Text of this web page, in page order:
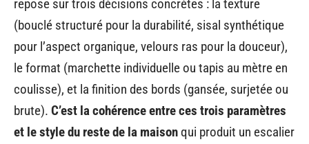
repose sur trois décisions concrètes : la texture
(bouclé structuré pour la durabilité, sisal synthétique
pour l’aspect organique, velours ras pour la douceur),
le format (marchette individuelle ou tapis au mètre en
coulisse), et la finition des bords (gansée, surjetée ou
brute). C’est la cohérence entre ces trois paramètres
et le style du reste de la maisonqui produit un escalier